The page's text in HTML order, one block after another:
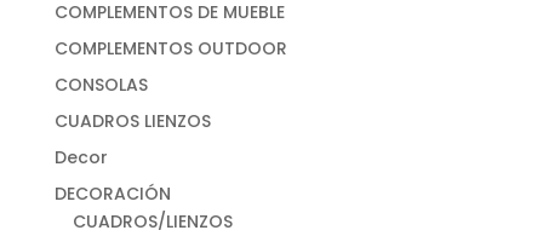
COMPLEMENTOS DE MUEBLE
COMPLEMENTOS OUTDOOR
CONSOLAS
CUADROS LIENZOS
Decor
DECORACIÓN
CUADROS/LIENZOS